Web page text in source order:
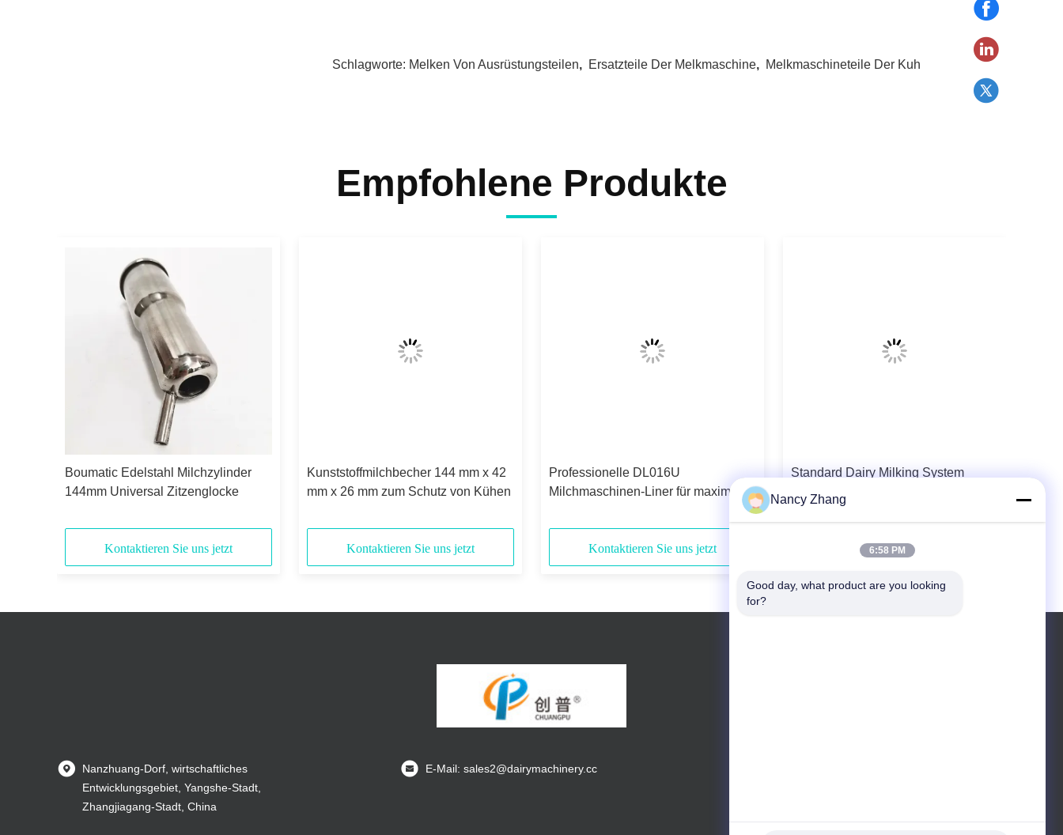
Schlagworte: Melken Von Ausrüstungsteilen, Ersatzteile Der Melkmaschine, Melkmaschineteile Der Kuh
Empfohlene Produkte
Boumatic Edelstahl Milchzylinder
144mm Universal Zitzenglocke
Kontaktieren Sie uns jetzt
Kunststoffmilchbecher 144 mm x 42
mm x 26 mm zum Schutz von Kühen
Kontaktieren Sie uns jetzt
Professionelle DL016U
Milchmaschinen-Liner für maximale
Kontaktieren Sie uns jetzt
Standard Dairy Milking System
Components DL01 Milking Machine
Liner The Ultimate Solution for Your
Kontaktieren Sie uns jetzt
Nanzhuang-Dorf, wirtschaftliches
Entwicklungsgebiet, Yangshe-Stadt,
Zhangjiagang-Stadt, China
E-Mail: sales2@dairymachinery.cc
Nancy Zhang
6:58 PM
Good day, what product are you looking
for?